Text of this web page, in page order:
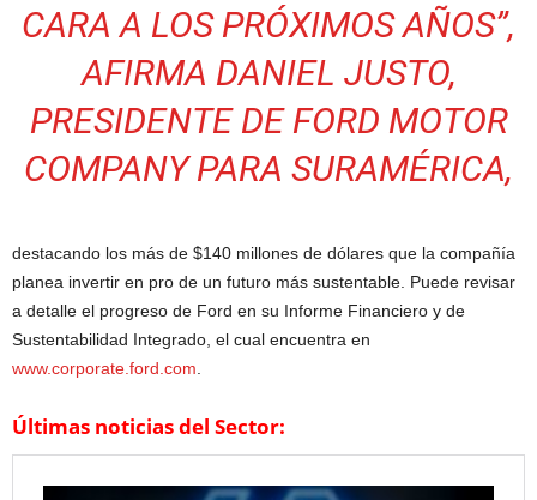
CARA A LOS PRÓXIMOS AÑOS”,
AFIRMA DANIEL JUSTO,
PRESIDENTE DE FORD MOTOR
COMPANY PARA SURAMÉRICA,
destacando los más de $140 millones de dólares que la compañía
planea invertir en pro de un futuro más sustentable. Puede revisar
a detalle el progreso de Ford en su Informe Financiero y de
Sustentabilidad Integrado, el cual encuentra en
www.corporate.ford.com.
Últimas noticias del Sector: